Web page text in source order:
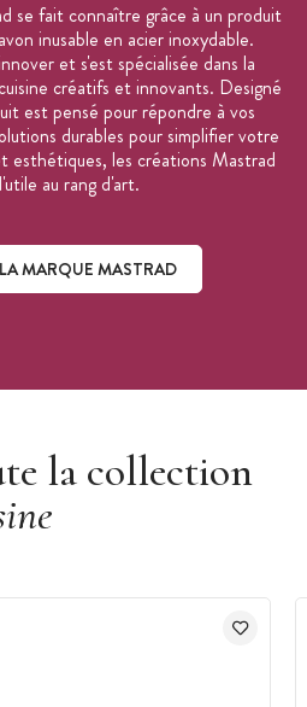
se fait connaître grâce à un produit
inusable en acier inoxydable.
et s'est spécialisée dans la
créatifs et innovants. Designé
est pensé pour répondre à vos
durables pour simplifier votre
esthétiques, les créations Mastrad
au rang d'art.
MARQUE MASTRAD
la collection